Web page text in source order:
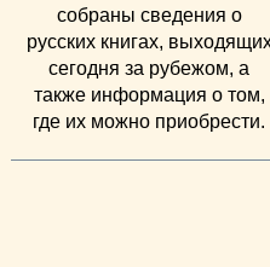
собраны сведения о
русских книгах,
сегодня за рубежом, а
также информация о том,
где их можно приобрести.